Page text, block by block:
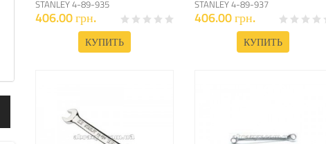
STANLEY 4-89-935
406.00 грн.
КУПИТЬ
STANLEY 4-89-937
406.00 грн.
КУПИТЬ